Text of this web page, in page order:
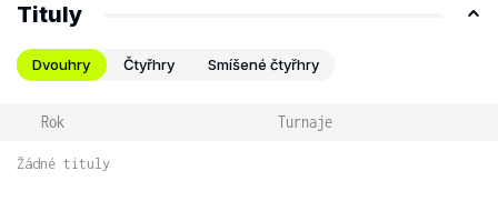
Tituly
Dvouhry Čtyřhry Smíšené čtyřhry
Rok Turnaje
Žádné tituly